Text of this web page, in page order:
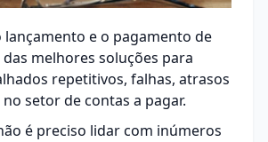
e o pagamento de
melhores soluções para
repetitivos, falhas, atrasos
setor de contas a pagar.
é preciso lidar com inúmeros